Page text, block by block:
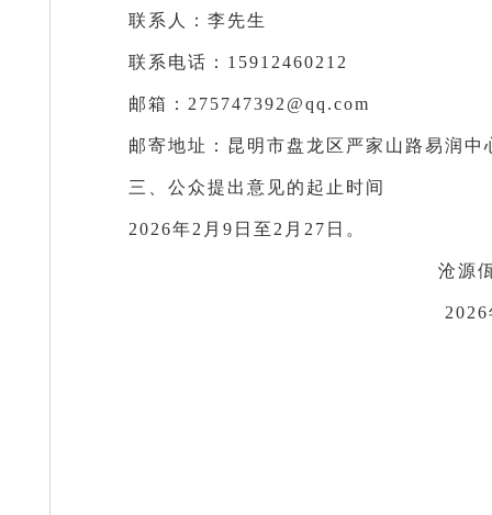
联系人：李先生
联系电话：15912460212
邮箱：275747392@qq.com
邮寄地址：昆明市盘龙区严家山路易润中
三、公众提出意见的起止时间
2026年2月9日至2月27日。
沧源佤族自治县云矿
2026年2月